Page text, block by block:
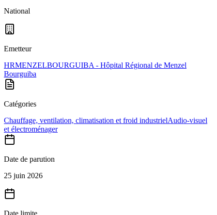
National
Emetteur
HRMENZELBOURGUIBA - Hôpital Régional de Menzel
Bourguiba
Catégories
Chauffage, ventilation, climatisation et froid industrielAudio-visuel
et électroménager
Date de parution
25 juin 2026
Date limite